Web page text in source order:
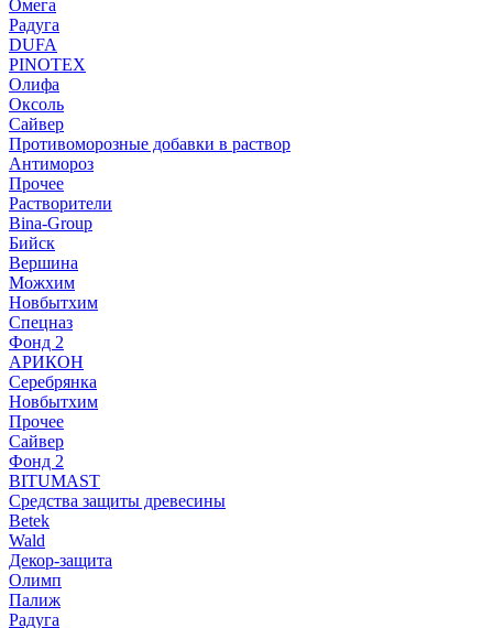
Омега
Радуга
DUFA
PINOTEX
Олифа
Оксоль
Сайвер
Противоморозные добавки в раствор
Антимороз
Прочее
Растворители
Bina-Group
Бийск
Вершина
Можхим
Новбытхим
Спецназ
Фонд 2
АРИКОН
Серебрянка
Новбытхим
Прочее
Сайвер
Фонд 2
BITUMAST
Средства защиты древесины
Betek
Wald
Декор-защита
Олимп
Палиж
Радуга